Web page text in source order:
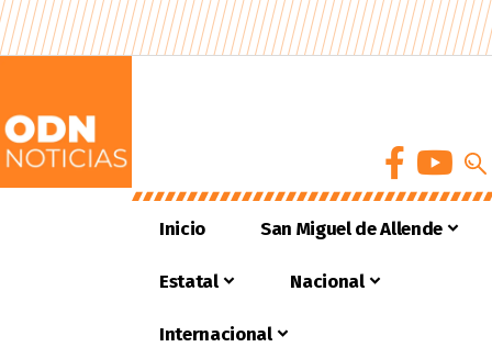
Inicio San Miguel de Allende
Estatal Nacional
Internacional